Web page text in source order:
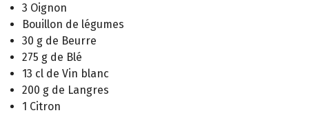
3 Oignon
Bouillon de légumes
30 g de Beurre
275 g de Blé
13 cl de Vin blanc
200 g de Langres
1 Citron